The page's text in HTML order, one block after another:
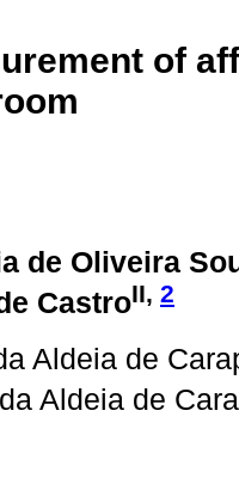
of
de Oliveira
CastroII, 2
Aldeia de
Aldeia de